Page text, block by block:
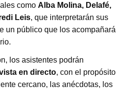
como Alba Molina, Delafé,
Leis, que interpretarán sus
un público que los acompañará
los asistentes podrán
en directo, con el propósito
cercano, las anécdotas, los